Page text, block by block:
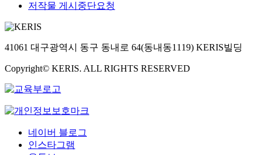
저작물 게시중단요청
41061 대구광역시 동구 동내로 64(동내동1119) KERIS빌딩
Copyright© KERIS. ALL RIGHTS RESERVED
네이버 블로그
인스타그램